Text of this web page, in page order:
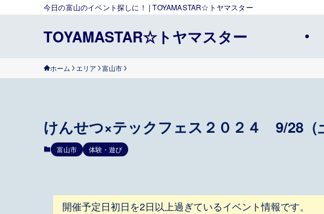
今日の富山のイベント探しに！ | TOYAMASTAR☆トヤマスター
TOYAMASTAR☆トヤマスター
ホーム エリア 富山市
けんせつ×テックフェス２０２４ 9/28（
富山市 体験・遊び
開催予定日初日を2日以上過ぎているイベント情報です。